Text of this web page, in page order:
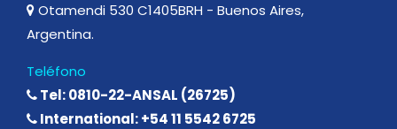
Otamendi 530 C1405BRH - Buenos Aires,
Argentina.
Teléfono
Tel: 0810-22-ANSAL (26725)
International: +54 11 5542 6725